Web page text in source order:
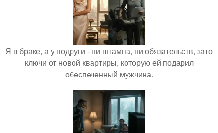
Я в браке, а у подруги - ни штампа, ни обязательств, зато
ключи от новой квартиры, которую ей подарил
обеспеченный мужчина.